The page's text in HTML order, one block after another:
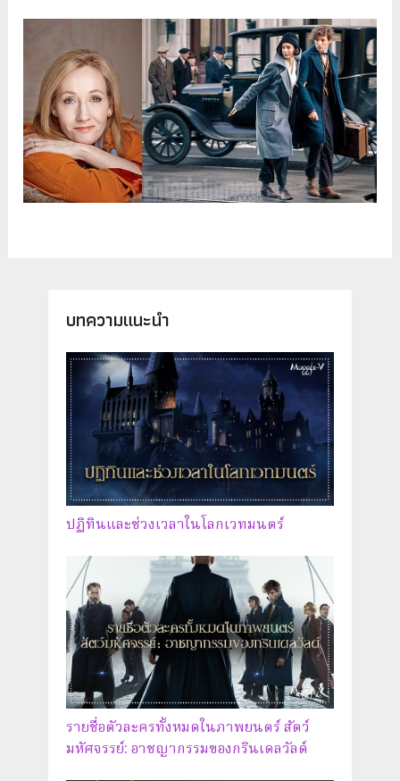
บทความแนะนำ
ปฏิทินและช่วงเวลาในโลกเวทมนตร์
รายชื่อตัวละครทั้งหมดในภาพยนตร์ สัตว์
มหัศจรรย์: อาชญากรรมของกรินเดลวัลด์